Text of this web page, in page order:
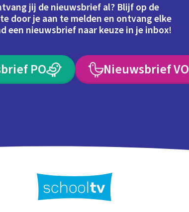
jij de nieuwsbrief al? Blijf op de
door je aan te melden en ontvang elke
een nieuwsbrief naar keuze in je inbox!
PO Nieuwsbrief VO